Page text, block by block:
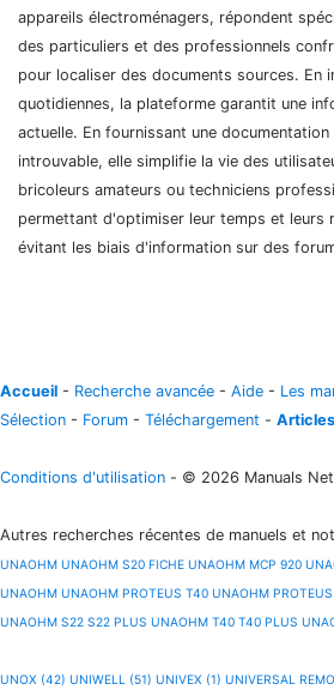
appareils électroménagers, répondent
des particuliers et des professionnels
pour localiser des documents sources. En
quotidiennes, la plateforme garantit une
actuelle. En fournissant une
introuvable, elle simplifie la vie des
bricoleurs amateurs ou techniciens
permettant d'optimiser leur temps et leurs
évitant les biais d'information sur des
Accueil - Recherche avancée - Aide - Les
Sélection - Forum - Téléchargement -
Conditions d'utilisation - © 2026 Manuals
Autres recherches récentes de manuels et
UNAOHM UNAOHM S20 FICHE UNAOHM MCP 920
UNAOHM UNAOHM PROTEUS T40 UNAOHM
UNAOHM S22 S22 PLUS UNAOHM T40 T40 PLUS
UNOX (42) UNIWELL (51) UNIVEX (1) UNIVERSAL